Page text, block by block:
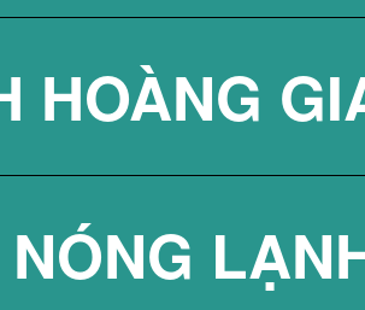
HOÀNG